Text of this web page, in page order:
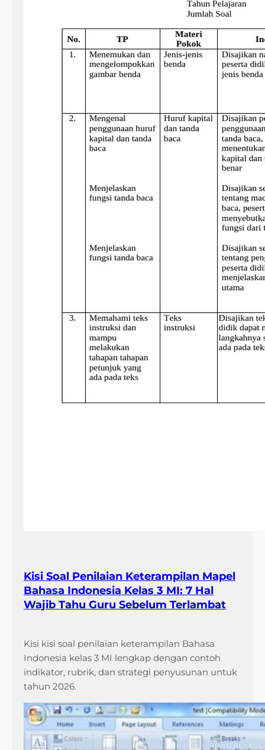
Kisi Soal Penilaian Keterampilan Mapel
Bahasa Indonesia Kelas 3 MI: 7 Hal
Wajib Tahu Guru Sebelum Terlambat
Kisi kisi soal penilaian keterampilan Bahasa
Indonesia kelas 3 MI lengkap dengan contoh
indikator, rubrik, dan strategi penyusunan untuk
tahun 2026.